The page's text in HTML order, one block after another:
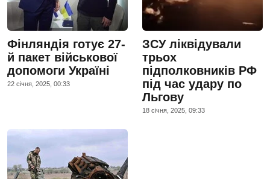
Фінляндія готує 27-
й пакет військової
допомоги Україні
22 сiчня, 2025, 00:33
ЗСУ ліквідували
трьох
підполковників РФ
під час удару по
Льгову
18 сiчня, 2025, 09:33